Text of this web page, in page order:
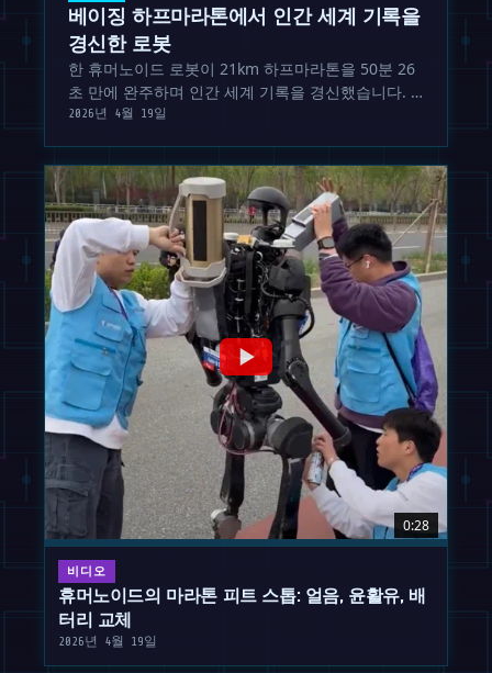
베이징 하프마라톤에서 인간 세계 기록을
경신한 로봇
한 휴머노이드 로봇이 21km 하프마라톤을 50분 26
초 만에 완주하며 인간 세계 기록을 경신했습니다. 1
년 만에 코믹한 실패에서 초인적인 속도로 발전한 과
2026년 4월 19일
0:28
비디오
휴머노이드의 마라톤 피트 스톱: 얼음, 윤활유, 배
터리 교체
2026년 4월 19일